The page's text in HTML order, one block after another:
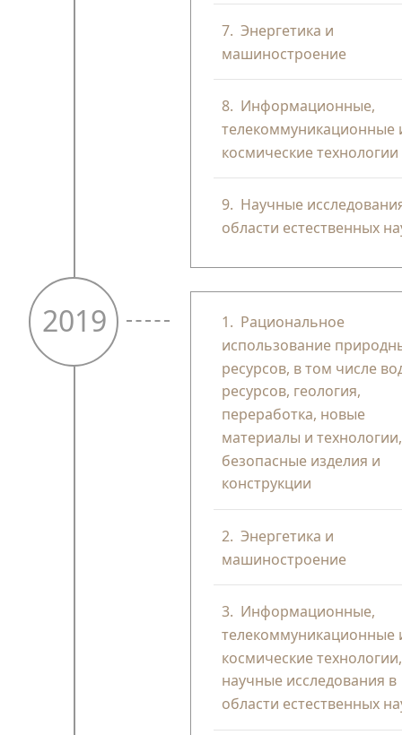
7.Энергетика и
машиностроение
8. Информационные,
телекоммуникационные
космические технологии
9. Научные
области естественных
2019 1. Рациональное
использование
ресурсов, в том числе
ресурсов, геология,
переработка, новые
материалы и технологии,
безопасные изделия и
конструкции
2.Энергетика и
машиностроение
3. Информационные,
телекоммуникационные
космические технологии,
научные исследования в
области естественных